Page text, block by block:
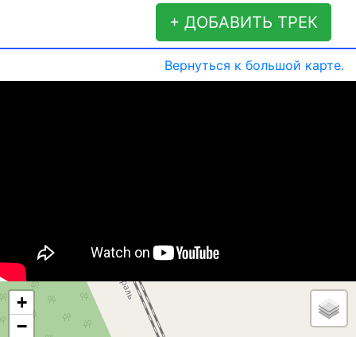
+ ДОБАВИТЬ ТРЕК
Вернуться к большой карте.
+
−